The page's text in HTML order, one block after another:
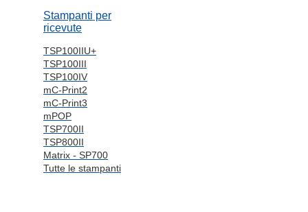
Stampanti per
ricevute
TSP100IIU+
TSP100III
TSP100IV
mC-Print2
mC-Print3
mPOP
TSP700II
TSP800II
Matrix - SP700
Tutte le stampanti